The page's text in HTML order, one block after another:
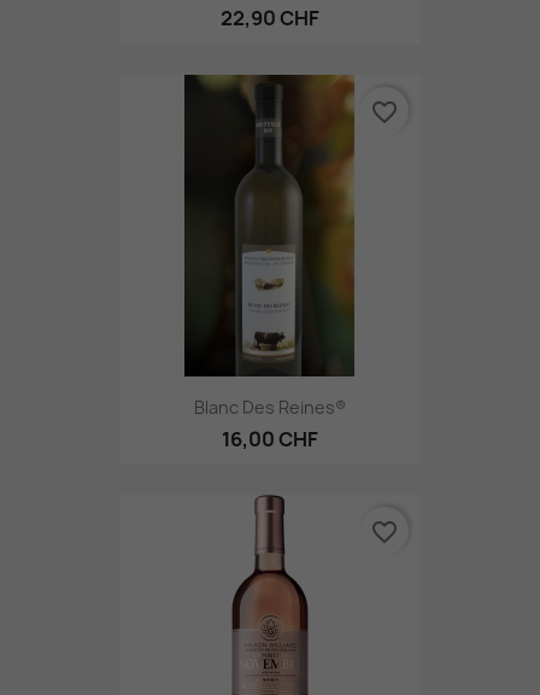
22,90 CHF
Blanc Des Reines®
16,00 CHF
favorite_border
favorite_border